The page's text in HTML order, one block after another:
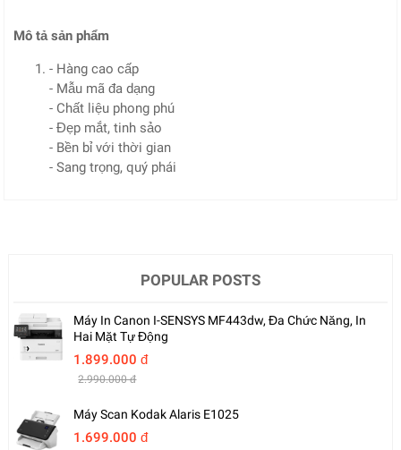
Mô tả sản phẩm
- Hàng cao cấp
- Mẫu mã đa dạng
- Chất liệu phong phú
- Đẹp mắt, tinh sảo
- Bền bỉ với thời gian
- Sang trọng, quý phái
POPULAR POSTS
Máy In Canon I-SENSYS MF443dw, Đa Chức Năng, In
Hai Mặt Tự Động
1.899.000 đ
2.990.000 đ
Máy Scan Kodak Alaris E1025
1.699.000 đ